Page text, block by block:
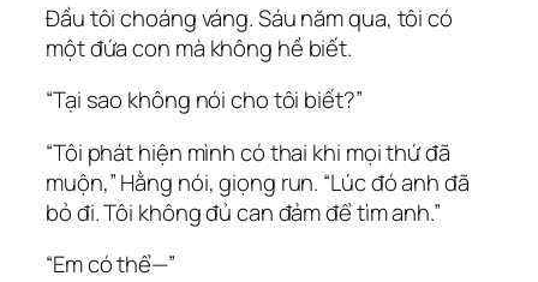
Đầu tôi choáng váng. Sáu năm qua, tôi có
một đứa con mà không hề biết.
“Tại sao không nói cho tôi biết?”
“Tôi phát hiện mình có thai khi mọi thứ đã
muộn,” Hằng nói, giọng run. “Lúc đó anh đã
bỏ đi. Tôi không đủ can đảm để tìm anh.”
“Em có thể—”